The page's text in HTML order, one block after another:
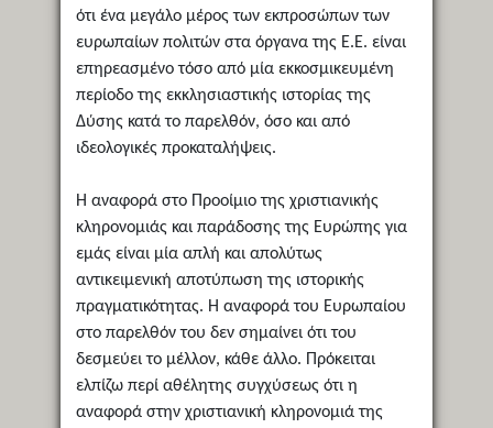
ότι ένα μεγάλο μέρος των εκπροσώπων των
ευρωπαίων πολιτών στα όργανα της Ε.Ε. είναι
επηρεασμένο τόσο από μία εκκοσμικευμένη
περίοδο της εκκλησιαστικής ιστορίας της
Δύσης κατά το παρελθόν, όσο και από
ιδεολογικές προκαταλήψεις.
Η αναφορά στο Προοίμιο της χριστιανικής
κληρονομιάς και παράδοσης της Ευρώπης για
εμάς είναι μία απλή και απολύτως
αντικειμενική αποτύπωση της ιστορικής
πραγματικότητας. Η αναφορά του Ευρωπαίου
στο παρελθόν του δεν σημαίνει ότι του
δεσμεύει το μέλλον, κάθε άλλο. Πρόκειται
ελπίζω περί αθέλητης συγχύσεως ότι η
αναφορά στην χριστιανική κληρονομιά της